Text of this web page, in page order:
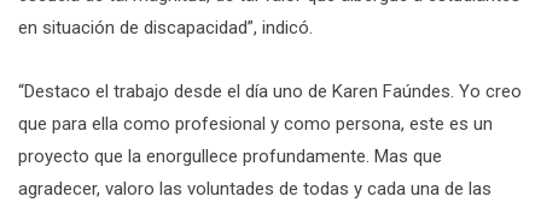
en situación de discapacidad”, indicó.
“Destaco el trabajo desde el día uno de Karen Faúndes. Yo creo
que para ella como profesional y como persona, este es un
proyecto que la enorgullece profundamente. Mas que
agradecer, valoro las voluntades de todas y cada una de las